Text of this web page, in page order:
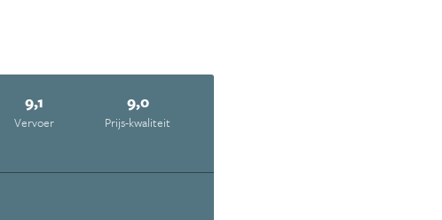
9,1
Vervoer
9,0
Prijs-kwaliteit